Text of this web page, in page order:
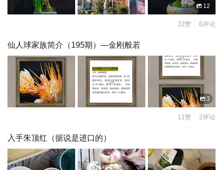
12
22赞 6评论
仙人球家族简介（195期）—金刚般若
3
11赞 2评论
入手朱顶红（据说是进口的）